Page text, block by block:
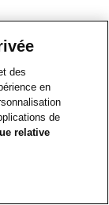
des
en
de
relative